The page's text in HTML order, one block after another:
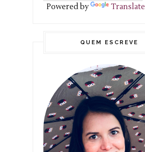
Powered by Translate
QUEM ESCREVE